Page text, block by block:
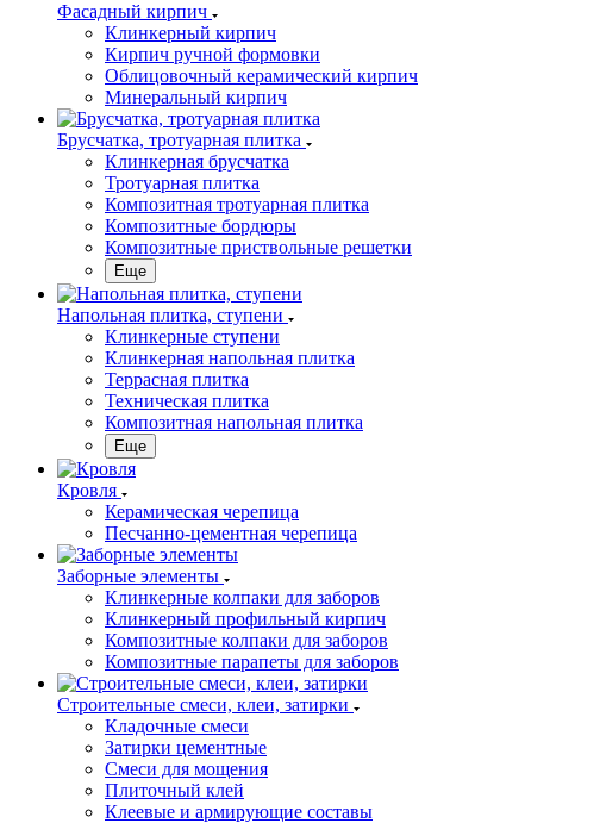
Фасадный кирпич
Клинкерный кирпич
Кирпич ручной формовки
Облицовочный керамический кирпич
Минеральный кирпич
Брусчатка, тротуарная плитка
Клинкерная брусчатка
Тротуарная плитка
Композитная тротуарная плитка
Композитные бордюры
Композитные приствольные решетки
Еще
Напольная плитка, ступени
Клинкерные ступени
Клинкерная напольная плитка
Террасная плитка
Техническая плитка
Композитная напольная плитка
Еще
Кровля
Керамическая черепица
Песчанно-цементная черепица
Заборные элементы
Клинкерные колпаки для заборов
Клинкерный профильный кирпич
Композитные колпаки для заборов
Композитные парапеты для заборов
Строительные смеси, клеи, затирки
Кладочные смеси
Затирки цементные
Смеси для мощения
Плиточный клей
Клеевые и армирующие составы